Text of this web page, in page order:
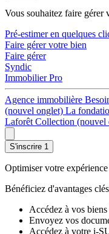
Vous souhaitez faire gérer
Pré-estimer en quelques
Faire gérer votre bien
Faire gérer
Syndic
Immobilier Pro
Agence immobilière
(nouvel onglet) La
Laforêt Collection (nouvel
S'inscrire 1
Optimiser votre expérience
Bénéficiez d'avantages
Accédez à vos
Envoyez vos
Accédez à votre i-